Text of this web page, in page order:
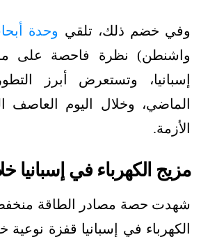
وفي خضم ذلك، تلقي وحدة
واشنطن) نظرة فاحصة على
إسبانيا، وتستعرض أبرز
الماضي، وخلال اليوم العاصف
الأزمة.
مزيج الكهرباء في إسبانيا خلال
شهدت حصة مصادر الطاقة
الكهرباء في إسبانيا قفزة نوعية